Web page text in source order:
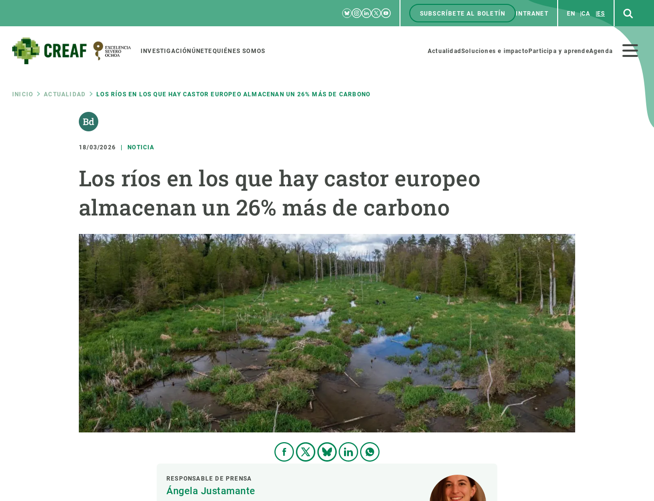
RRSS
Bluesky
Instagram
Linkedin
TwitterYoutube
Menú
top
SUBSCRÍBETE AL BOLETÍN INTRANET EN CA ES
Main
navigation
INVESTIGACIÓN ÚNETEQUIÉNES SOMOS
Menú
Actualidad Soluciones e impacto Participa y aprendeAgenda
Ruta
navegación
INICIO ACTUALIDAD LOS RÍOS EN LOS QUE HAY CASTOR EUROPEO ALMACENAN UN 26% MÁS DE CARBONO
18/03/2026 NOTICIA
Los ríos en los que hay castor europeo
almacenan un 26% más de carbono
RESPONSABLE DE PRENSA
Ángela Justamante
Featured
responsive
Responsive
menu
SOBRE NOSOTROS
Organización institucional
Equidad, Diversidad e Inclusión (EDI)
Oficina de prensa
Ciencia abierta y gestión del conocimiento
Documentación
Biodiversidad
Funcionamento de ecosistemas
Temas transversales
Publicaciones
Synthesis Actions
Soluciones
Política y gestión
Estrategia de Recursos Humanos
Oportunidades académicas
Pide tu MSCA-PF
Programa de másteres y doctorado
Visitante o sabático
Un lugar donde crecer
Desarrollo de carrera
Seminarios y actividades internas
Te ofrecemos formación
NOTICIAS Y AGENDA
Eventos anteriores
Cambio global
Funcionamiento de los ecosistemas